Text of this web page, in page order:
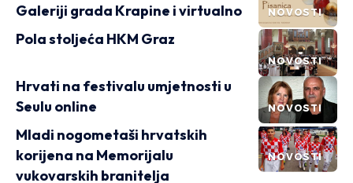
NOVOSTI
Galeriji grada Krapine i virtualno
NOVOSTI
Pola stoljeća HKM Graz
NOVOSTI
Hrvati na festivalu umjetnosti u
Seulu online
NOVOSTI
Mladi nogometaši hrvatskih
korijena na Memorijalu
vukovarskih branitelja